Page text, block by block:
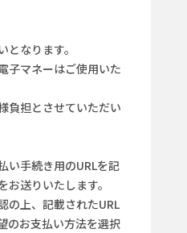
となります。
子マネーはご使用いた
負担とさせていただい
い手続き用のURLを記
送りいたします。
の上、記載されたURL
のお支払い方法を選択